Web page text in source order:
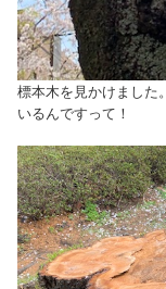
標本木を見かけました
いるんですって！